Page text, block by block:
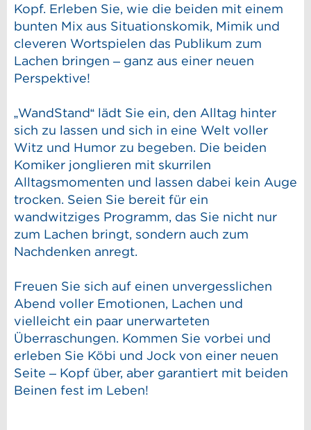
Kopf. Erleben Sie, wie die beiden mit einem
bunten Mix aus Situationskomik, Mimik und
cleveren Wortspielen das Publikum zum
Lachen bringen – ganz aus einer neuen
Perspektive!
„WandStand“ lädt Sie ein, den Alltag hinter
sich zu lassen und sich in eine Welt voller
Witz und Humor zu begeben. Die beiden
Komiker jonglieren mit skurrilen
Alltagsmomenten und lassen dabei kein Auge
trocken. Seien Sie bereit für ein
wandwitziges Programm, das Sie nicht nur
zum Lachen bringt, sondern auch zum
Nachdenken anregt.
Freuen Sie sich auf einen unvergesslichen
Abend voller Emotionen, Lachen und
vielleicht ein paar unerwarteten
Überraschungen. Kommen Sie vorbei und
erleben Sie Köbi und Jock von einer neuen
Seite – Kopf über, aber garantiert mit beiden
Beinen fest im Leben!